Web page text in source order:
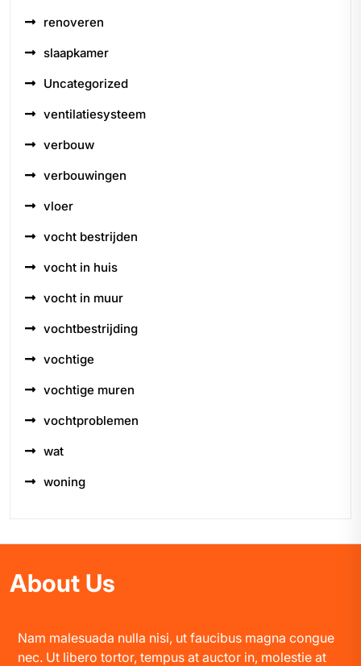
renoveren
slaapkamer
Uncategorized
ventilatiesysteem
verbouw
verbouwingen
vloer
vocht bestrijden
vocht in huis
vocht in muur
vochtbestrijding
vochtige
vochtige muren
vochtproblemen
wat
woning
About Us
Nam malesuada nulla nisi, ut faucibus magna congue
nec. Ut libero tortor, tempus at auctor in, molestie at